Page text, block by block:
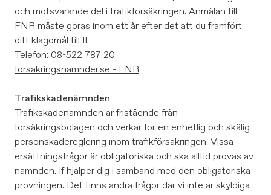
och motsvarande del i trafikförsäkringen. Anmälan till
FNR måste göras inom ett år efter det att du framfört
ditt klagomål till If.
Telefon: 08-522 787 20
forsakringsnamnder.se - FNR
Trafikskadenämnden
Trafikskadenämnden är fristående från
försäkringsbolagen och verkar för en enhetlig och skälig
personskadereglering inom trafikförsäkringen. Vissa
ersättningsfrågor är obligatoriska och ska alltid prövas av
nämnden. If hjälper dig i samband med den obligatoriska
prövningen. Det finns andra frågor där vi inte är skyldiga